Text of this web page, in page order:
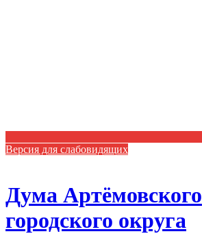
Версия для слабовидящих
Дума Артёмовского
городского округа